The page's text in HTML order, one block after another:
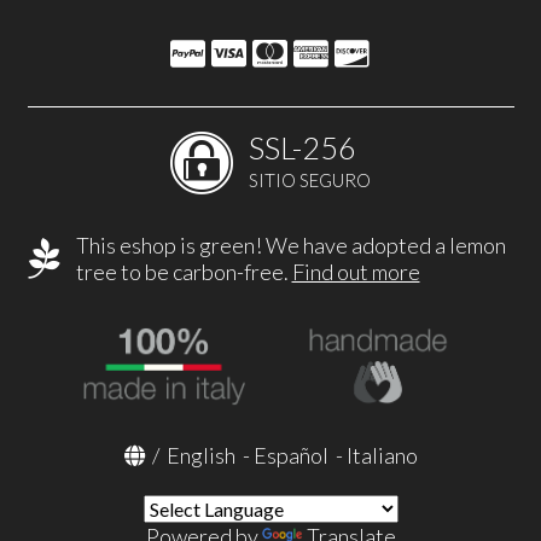
SSL-256
SITIO SEGURO
This eshop is green! We have adopted a lemon
tree to be carbon-free. Find out more
/ English - Español - Italiano